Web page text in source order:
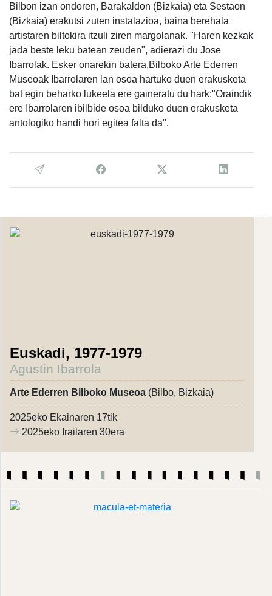
Bilbon izan ondoren, Barakaldon (Bizkaia) eta Sestaon
(Bizkaia) erakutsi zuten instalazioa, baina berehala
artistaren biltokira itzuli ziren margolanak. "Haren kezkak
jada beste leku batean zeuden", adierazi du Jose
Ibarrolak. Esker onarekin batera,Bilboko Arte Ederren
Museoak Ibarrolaren lan osoa hartuko duen erakusketa
bat egin beharko lukeela ere gaineratu du hark:"Oraindik
ere Ibarrolaren ibilbide osoa bilduko duen erakusketa
antologiko handi hori egitea falta da".
Euskadi, 1977-1979
Agustin Ibarrola
Arte Ederren Bilboko Museoa (Bilbo, Bizkaia)
2025eko Ekainaren 17tik
2025eko Irailaren 30era